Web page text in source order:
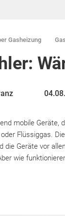
Gasheizung
mobile Geräte,
Flüssiggas.
die Geräte vor
wie